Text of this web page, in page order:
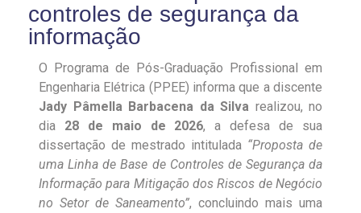
controles de segurança da
informação
O Programa de Pós-Graduação Profissional em
Engenharia Elétrica (PPEE) informa que a discente
Jady Pâmella Barbacena da Silva realizou, no
dia 28 de maio de 2026, a defesa de sua
dissertação de mestrado intitulada “Proposta de
uma Linha de Base de Controles de Segurança da
Informação para Mitigação dos Riscos de Negócio
no Setor de Saneamento”, concluindo mais uma